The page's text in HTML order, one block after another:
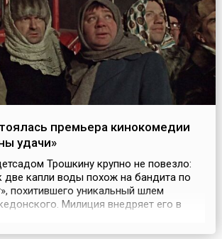
премьера кинокомедии
удачи»
Трошкину крупно не повезло:
две капли воды похож на бандита по
похитившего уникальный шлем
Милиция внедряет его в
своего двойника-злодея, путая